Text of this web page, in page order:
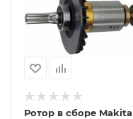
Ротор в сборе Makita